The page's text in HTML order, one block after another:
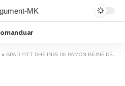
> BRAD PITT DHE INES DE RAMON BËJNË DEBUTIMIN SI ÇIFT NË INSTAGRAM